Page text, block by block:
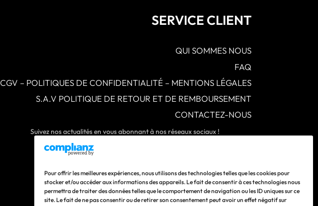
Pour offrir les meilleures expériences, nous utilisons des technologies telles que les cookies pour
stocker et/ou accéder aux informations des appareils. Le fait de consentir à ces technologies nous
permettra de traiter des données telles que le comportement de navigation ou les ID uniques sur ce
site. Le fait de ne pas consentir ou de retirer son consentement peut avoir un effet négatif sur
SERVICE CLIENT
QUI SOMMES NOUS
FAQ
CGV – POLITIQUES DE CONFIDENTIALITÉ – MENTIONS LÉGALES
S.A.V POLITIQUE DE RETOUR ET DE REMBOURSEMENT
CONTACTEZ-NOUS
Suivez nos actualités en vous abonnant à nos réseaux sociaux !